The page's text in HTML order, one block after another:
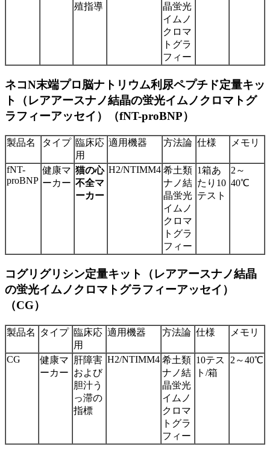
殖指導
晶蛍光
イムノ
クロマ
トグラ
フィー
ネコN末端プロ脳ナトリウム利尿ペプチド定量キッ
ト（レアアースナノ結晶の蛍光イムノクロマトグ
ラフィーアッセイ）（fNT-proBNP）
製品名 タイプ 臨床応
用
適用機器 方法論 仕様 メモリ
fNT-
proBNP
健康マ
ーカー
猫の心
不全マ
ーカー
H2/NTIMM4 希土類
ナノ結
晶蛍光
イムノ
クロマ
トグラ
フィー
1箱あ
たり10
テスト
2～
40℃
コグリグリシン定量キット（レアアースナノ結晶
の蛍光イムノクロマトグラフィーアッセイ）
（CG）
製品名 タイプ 臨床応
用
適用機器 方法論 仕様 メモリ
CG
健康マ
ーカー
肝障害
および
胆汁う
っ滞の
指標
H2/NTIMM4 希土類
ナノ結
晶蛍光
イムノ
クロマ
トグラ
フィー
10テス
ト/箱
2～40℃